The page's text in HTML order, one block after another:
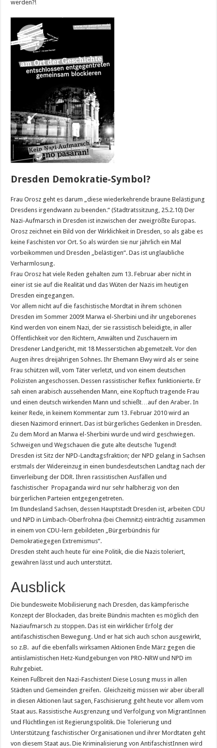
werden?!
Dresden Demokratie-Symbol?
Frau Orosz geht es darum „diese wiederkehrende braune Belästigung
Dresdens irgendwann zu beenden.“ (Stadtratssitzung, 25.2.10) Der
Nazi-Aufmarsch in Dresden ist inzwischen der zweigrößte Europas.
Orosz zeichnet ein Bild von der Wirklichkeit in Dresden, so als gäbe es
keine Faschisten vor Ort. So als würden sie nur jährlich ein Mal
vorbeikommen und Dresden „belästigen“. Das ist unglaubliche
Verharmlosung.
Frau Orosz hat viele Reden gehalten zum 13. Februar aber nicht in
einer ist sie auf die Realität und das Wüten der Nazis im heutigen
Dresden eingegangen.
Vor allem nicht auf die faschistische Mordtat in ihrem schönen
Dresden im Sommer 2009! Marwa el-Sherbini und ihr ungeborenes
Kind werden von einem Nazi, der sie rassistisch beleidigte, in aller
Öffentlichkeit vor den Richtern, Anwälten und Zuschauern im
Dresdener Landgericht, mit 18 Messerstichen abgemetzelt. Vor den
Augen ihres dreijährigen Sohnes. Ihr Ehemann Elwy wird als er seine
Frau schützen will, vom Täter verletzt, und von einem deutschen
Polizisten angeschossen. Dessen rassistischer Reflex funktionierte. Er
sah einen arabisch aussehenden Mann, eine Kopftuch tragende Frau
und einen deutsch wirkenden Mann und schießt…auf den Araber. In
keiner Rede, in keinem Kommentar zum 13. Februar 2010 wird an
diesen Nazimord erinnert. Das ist bürgerliches Gedenken in Dresden.
Zu dem Mord an Marwa el-Sherbini wurde und wird geschwiegen.
Schweigen und Wegschauen die gute alte deutsche Tugend!
Dresden ist Sitz der NPD-Landtagsfraktion; der NPD gelang in Sachsen
erstmals der Widereinzug in einen bundesdeutschen Landtag nach der
Einverleibung der DDR. Ihren rassistischen Ausfällen und
faschistischer Propaganda wird nur sehr halbherzig von den
bürgerlichen Parteien entgegengetreten.
Im Bundesland Sachsen, dessen Hauptstadt Dresden ist, arbeiten CDU
und NPD in Limbach-Oberfrohna (bei Chemnitz) einträchtig zusammen
in einem von CDU-lern gebildeten „Bürgerbündnis für
Demokratiegegen Extremismus“.
Dresden steht auch heute für eine Politik, die die Nazis toleriert,
gewähren lässt und auch unterstützt.
Ausblick
Die bundesweite Mobilisierung nach Dresden, das kämpferische
Konzept der Blockaden, das breite Bündnis machten es möglich den
Naziaufmarsch zu stoppen. Das ist ein wirklicher Erfolg der
antifaschistischen Bewegung. Und er hat sich auch schon ausgewirkt,
so z.B. auf die ebenfalls wirksamen Aktionen Ende März gegen die
antiislamistischen Hetz-Kundgebungen von PRO-NRW und NPD im
Ruhrgebiet.
Keinen Fußbreit den Nazi-Faschisten! Diese Losung muss in allen
Städten und Gemeinden greifen. Gleichzeitig müssen wir aber überall
in diesen Aktionen laut sagen, Faschisierung geht heute vor allem vom
Staat aus. Rassistische Ausgrenzung und Verfolgung von MigrantInnen
und Flüchtlingen ist Regierungspolitik. Die Tolerierung und
Unterstützung faschistischer Organisationen und ihrer Mordtaten geht
von diesem Staat aus. Die Kriminalisierung von AntifaschistInnen wird